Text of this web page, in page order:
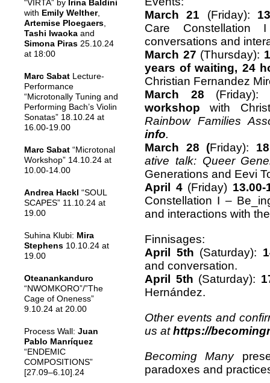
“VIRTA” by Irina Baldini
with Emily Welther,
Artemise Ploegaers
Tashi Iwaoka and
Simona Piras 25.10.24
at 18:00
Marc Sabat Lecture-
Performance
“Microtonally Tuning and
Performing Bach’s Violin
Sonatas” 18.10.24 at
16.00-19.00
Marc Sabat “Microtonal
Workshop” 14.10.24 at
10.00-14.00
Andrea Hackl “SOUL
SCAPES” 11.10.24 at
19.00
Suhina Klubi: Mira
Stephens 10.10.24 at
19.00
Oteanankanduro
“NWOMKORO”/”The
Cage of Oneness”
9.10.24 at 20.00
Process Wall: Juan
Pablo Manríquez
“ENDEMIC
COMPOSITIONS”
[27.09–6.10].24
March 21 (Friday):
Care Constellation
conversations and
March 27 (Thursday):
years of waiting, 24
Christian Fernandez
March 28 (Friday):
workshop with
Rainbow Families
info.
March 28 (Friday):
ative talk: Queer
Generations and Eevi
April 4(Friday)
Constellation I –
and interactions with
Finnisages:
April 5th (Saturday):
and conversation.
April 5th (Saturday):
Hernández.
Other events and
us athttps://
Becoming Many
paradoxes and